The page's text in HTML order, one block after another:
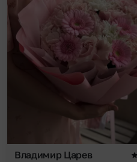
Владимир Царев